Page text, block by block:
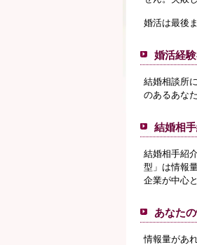
婚活は最後
婚活経
結婚相談所
のあるあな
結婚相
結婚相手紹
型」は情報
企業が中心
あなた
情報量があ